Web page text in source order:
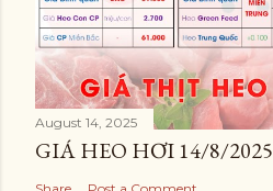
August 14, 2025
GIÁ HEO HƠI 14/8/2025